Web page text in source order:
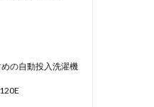
の自動投入洗濯機